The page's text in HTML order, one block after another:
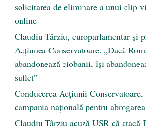
solicitarea de eliminare a unui clip
online
Claudiu Târziu, europarlamentar și
Acțiunea Conservatoare: „Dacă
abandonează ciobanii, își
suflet”
Conducerea Acțiunii
campania națională pentru
Claudiu Târziu acuză USR că atacă